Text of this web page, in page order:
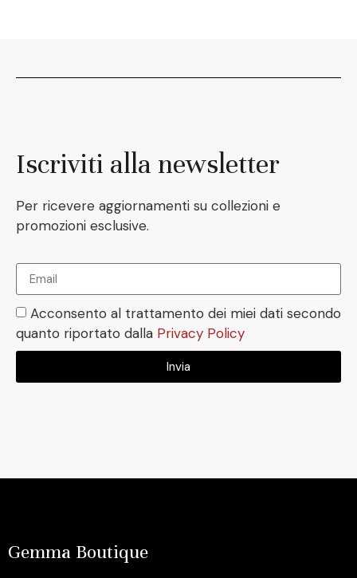
Iscriviti alla newsletter
Per ricevere aggiornamenti su collezioni e
promozioni esclusive.
Acconsento al trattamento dei miei dati secondo
quanto riportato dalla Privacy Policy
Invia
Gemma Boutique